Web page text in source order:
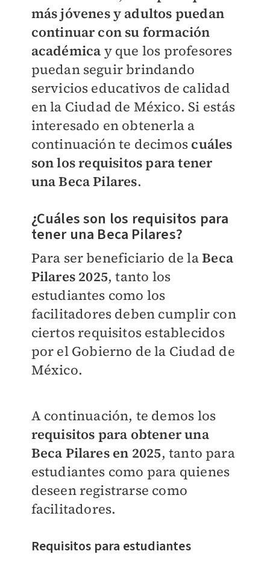
más jóvenes y adultos puedan
continuar con su formación
académica y que los profesores
puedan seguir brindando
servicios educativos de calidad
en la Ciudad de México. Si estás
interesado en obtenerla a
continuación te decimos cuáles
sonlos requisitos para tener
una Beca Pilares.
¿Cuáles son los requisitos para
tener una Beca Pilares?
Para ser beneficiario de laBeca
Pilares 2025, tanto los
estudiantes como los
facilitadores deben cumplir con
ciertos requisitos establecidos
por el Gobierno de la Ciudad de
México.
A continuación, te demos los
requisitos para obtener una
Beca Pilares en 2025, tanto para
estudiantes como para quienes
deseen registrarse como
facilitadores.
Requisitos para estudiantes